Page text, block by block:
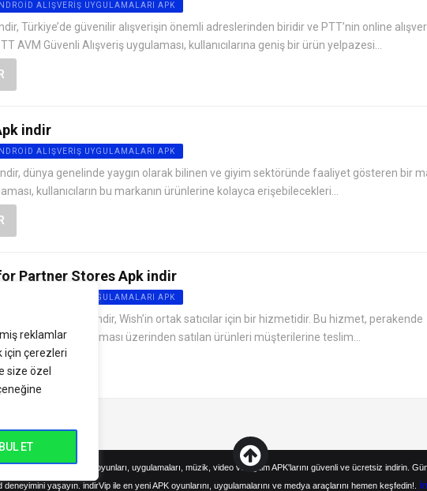
reklamlar
için çerezleri
size özel
ET
ALIŞVERIŞ UYGULAMALARI APK
Türkiye’de güvenilir alışverişin önemli adreslerinden biridir ve PTT’nin online
AVM Güvenli Alışveriş uygulaması, kullanıcılarına geniş bir ürün yelpazesi...
indir
ALIŞVERIŞ UYGULAMALARI APK
dünya genelinde yaygın olarak bilinen ve giyim sektöründe faaliyet gösteren bir
kullanıcıların bu markanın ürünlerine kolayca erişebilecekleri...
Partner Stores Apk indir
ALIŞVERIŞ UYGULAMALARI APK
Stores APK indir, Wish’in ortak satıcılar için bir hizmetidir. Bu hizmet, perakende
alışveriş uygulaması üzerinden satılan ürünleri müşterilerine teslim...
En popüler Android oyunları, uygulamaları, müzik, video ve eğitim APK'larını güvenli ve ücretsiz indirin.
yaşayın. indirVip ile en yeni APK oyunlarını, uygulamalarını ve medya araçlarını hemen keşfedin!.